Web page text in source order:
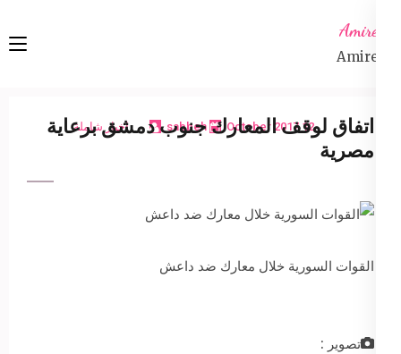
content
Enter)
Amireta
Amireta
12 October 2017
sabbeh اخبار شاملة
اتفاق لوقف المعارك جنوب دمشق برعاية
مصرية
القوات السورية خلال معارك ضد داعش
تصوير :